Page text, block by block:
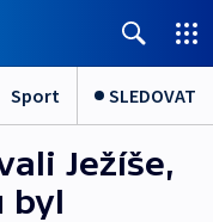
Sport SLEDOVAT
Ježíše,
byl